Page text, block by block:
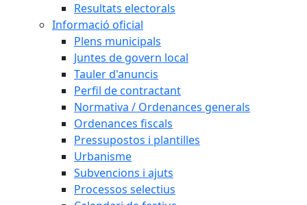
Resultats electorals
Informació oficial
Plens municipals
Juntes de govern local
Tauler d'anuncis
Perfil de contractant
Normativa / Ordenances generals
Ordenances fiscals
Pressupostos i plantilles
Urbanisme
Subvencions i ajuts
Processos selectius